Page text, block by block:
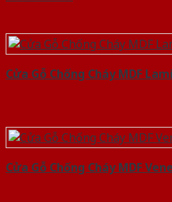
Cửa Gỗ Chống Cháy MDF
Cửa Gỗ Chống Cháy MDF